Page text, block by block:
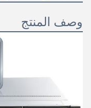
وصف المنتج